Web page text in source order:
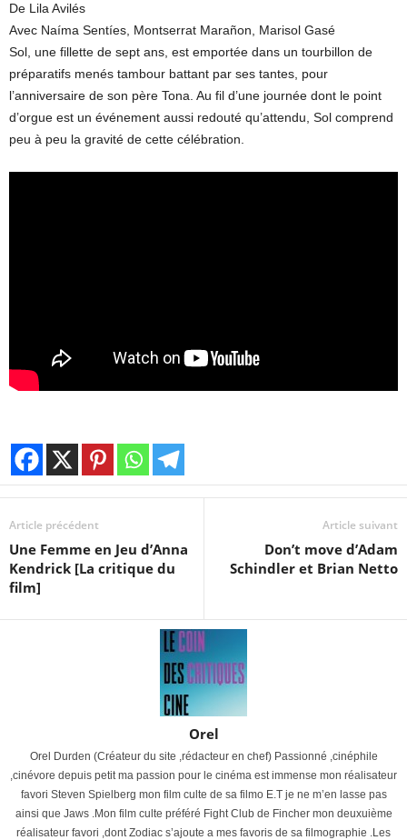
De Lila Avilés
Avec Naíma Sentíes, Montserrat Marañon, Marisol Gasé
Sol, une fillette de sept ans, est emportée dans un tourbillon de
préparatifs menés tambour battant par ses tantes, pour
l’anniversaire de son père Tona. Au fil d’une journée dont le point
d’orgue est un événement aussi redouté qu’attendu, Sol comprend
peu à peu la gravité de cette célébration.
Article précédent
Une Femme en Jeu d’Anna
Kendrick [La critique du
film]
Article suivant
Don’t move d’Adam
Schindler et Brian Netto
Orel
Orel Durden (Créateur du site ,rédacteur en chef) Passionné ,cinéphile
,cinévore depuis petit ma passion pour le cinéma est immense mon réalisateur
favori Steven Spielberg mon film culte de sa filmo E.T je ne m’en lasse pas
ainsi que Jaws .Mon film culte préféré Fight Club de Fincher mon deuxuième
réalisateur favori ,dont Zodiac s’ajoute a mes favoris de sa filmographie .Les